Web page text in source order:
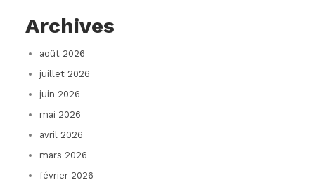
Archives
août 2026
juillet 2026
juin 2026
mai 2026
avril 2026
mars 2026
février 2026